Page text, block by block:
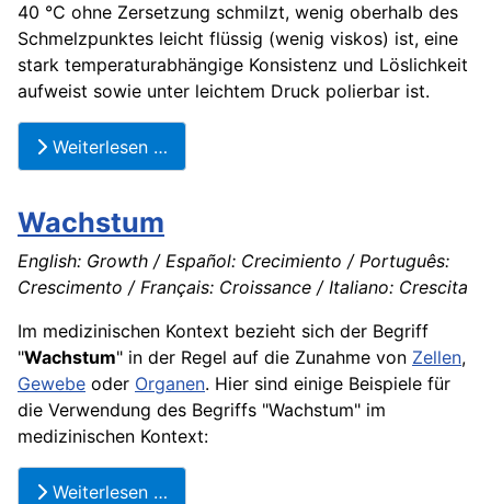
40 ­°C ohne Zersetzung schmilzt, wenig oberhalb des
Schmelzpunktes leicht flüssig (wenig viskos) ist, eine
stark temperaturabhängige Konsistenz und Löslichkeit
aufweist sowie unter leichtem Druck polierbar ist.
Weiterlesen …
Wachstum
English: Growth / Español: Crecimiento / Português:
Crescimento / Français: Croissance / Italiano: Crescita
Im medizinischen Kontext bezieht sich der Begriff
"Wachstum" in der Regel auf die Zunahme von Zellen,
Gewebe oder Organen. Hier sind einige Beispiele für
die Verwendung des Begriffs "Wachstum" im
medizinischen Kontext:
Weiterlesen …